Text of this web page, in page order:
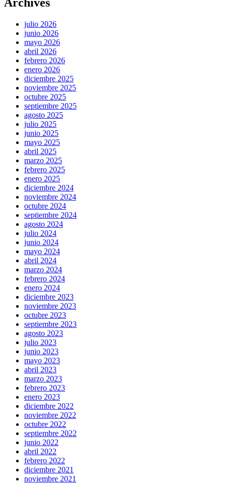
Archives
julio 2026
junio 2026
mayo 2026
abril 2026
febrero 2026
enero 2026
diciembre 2025
noviembre 2025
octubre 2025
septiembre 2025
agosto 2025
julio 2025
junio 2025
mayo 2025
abril 2025
marzo 2025
febrero 2025
enero 2025
diciembre 2024
noviembre 2024
octubre 2024
septiembre 2024
agosto 2024
julio 2024
junio 2024
mayo 2024
abril 2024
marzo 2024
febrero 2024
enero 2024
diciembre 2023
noviembre 2023
octubre 2023
septiembre 2023
agosto 2023
julio 2023
junio 2023
mayo 2023
abril 2023
marzo 2023
febrero 2023
enero 2023
diciembre 2022
noviembre 2022
octubre 2022
septiembre 2022
junio 2022
abril 2022
febrero 2022
diciembre 2021
noviembre 2021